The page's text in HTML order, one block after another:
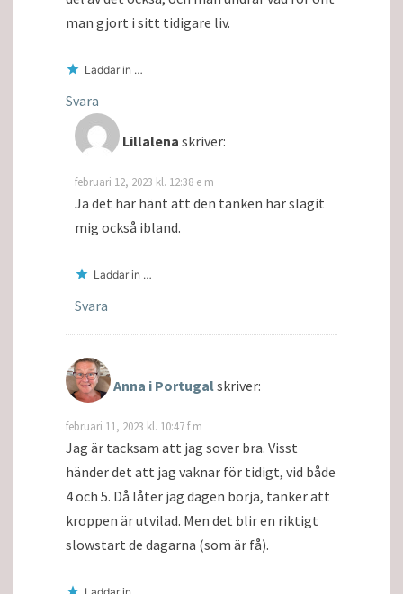
man gjort i sitt tidigare liv.
Laddar in …
Svara
Lillalena skriver:
februari 12, 2023 kl. 12:38 e m
Ja det har hänt att den tanken har slagit
mig också ibland.
Laddar in …
Svara
Anna i Portugalskriver:
februari 11, 2023 kl. 10:47 f m
Jag är tacksam att jag sover bra. Visst
händer det att jag vaknar för tidigt, vid både
4 och 5. Då låter jag dagen börja, tänker att
kroppen är utvilad. Men det blir en riktigt
slowstart de dagarna (som är få).